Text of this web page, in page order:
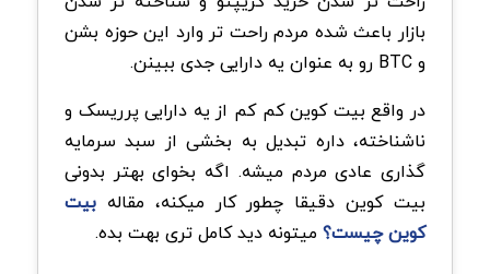
بازار باعث شده مردم راحت تر وارد این حوزه بشن
و BTC رو به عنوان یه دارایی جدی ببینن.
در واقع بیت کوین کم کم از یه دارایی پرریسک و
ناشناخته، داره تبدیل به بخشی از سبد سرمایه
گذاری عادی مردم میشه. اگه بخوای بهتر بدونی
بیت کوین دقیقا چطور کار میکنه، مقاله بیت
کوین چیست؟ میتونه دید کامل تری بهت بده.